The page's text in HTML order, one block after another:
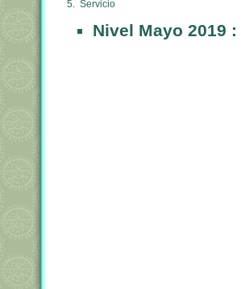
5. Servicio
Nivel Mayo 2019 :